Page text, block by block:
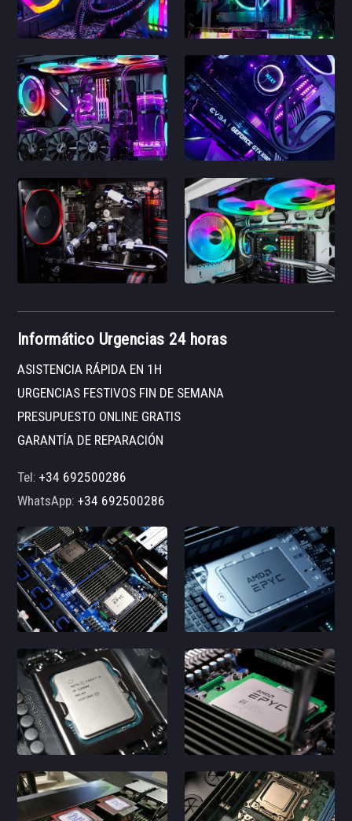
Informático Urgencias 24 horas
ASISTENCIA RÁPIDA EN 1H
URGENCIAS FESTIVOS FIN DE SEMANA
PRESUPUESTO ONLINE GRATIS
GARANTÍA DE REPARACIÓN
Tel:+34 692500286
WhatsApp:+34 692500286